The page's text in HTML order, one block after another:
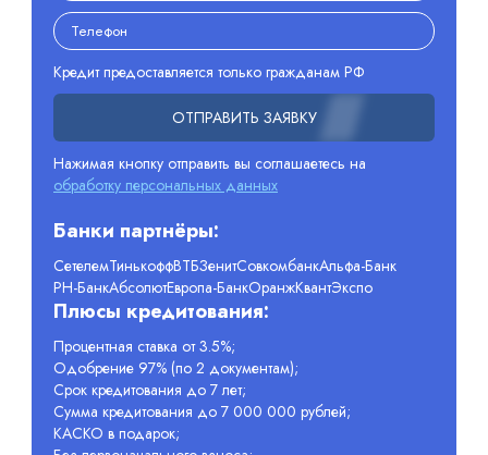
Кредит предоставляется только гражданам РФ
ОТПРАВИТЬ ЗАЯВКУ
Нажимая кнопку отправить вы соглашаетесь на
обработку персональных данных
Банки партнёры:
СетелемТинькоффВТБЗенитСовкомбанкАльфа-Банк
РН-БанкАбсолютЕвропа-БанкОранжКвантЭкспо
Плюсы кредитования:
Процентная ставка от 3.5%;
Одобрение 97% (по 2 документам);
Срок кредитования до 7 лет;
Сумма кредитования до 7 000 000 рублей;
КАСКО в подарок;